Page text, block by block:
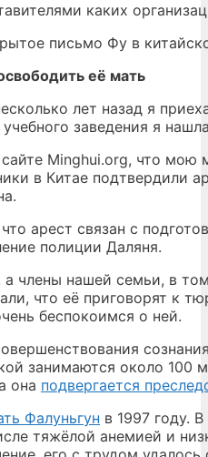
каких
письмо Фу в
её мать
лет назад я
заведения я
Minghui.org, что
в Китае подтвердили
арест связан с
полиции Даляня.
члены нашей семьи, в
что её приговорят к
беспокоимся о ней.
занимаются около 100
она подвергается
Фалуньгун в 1997 году.
тяжёлой анемией и